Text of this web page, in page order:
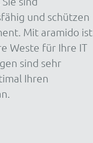
und schützen
Mit aramido ist
Weste für Ihre IT
sind sehr
Ihren